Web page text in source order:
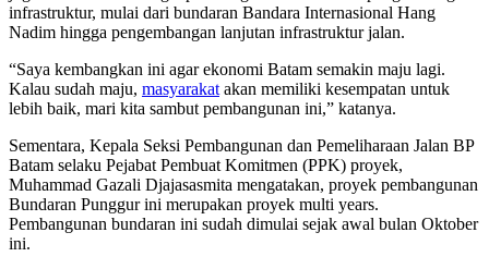
infrastruktur, mulai dari bundaran Bandara Internasional Hang
Nadim hingga pengembangan lanjutan infrastruktur jalan.
“Saya kembangkan ini agar ekonomi Batam semakin maju lagi.
Kalau sudah maju, masyarakat akan memiliki kesempatan untuk
lebih baik, mari kita sambut pembangunan ini,” katanya.
Sementara, Kepala Seksi Pembangunan dan Pemeliharaan Jalan BP
Batam selaku Pejabat Pembuat Komitmen (PPK) proyek,
Muhammad Gazali Djajasasmita mengatakan, proyek pembangunan
Bundaran Punggur ini merupakan proyek multi years.
Pembangunan bundaran ini sudah dimulai sejak awal bulan Oktober
ini.